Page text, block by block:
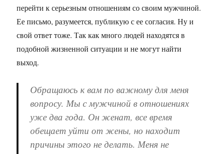
перейти к серьезным отношениям со своим мужчиной.
Ее письмо, разумеется, публикую с ее согласия. Ну и
свой ответ тоже. Так как много людей находятся в
подобной жизненной ситуации и не могут найти
выход.
Обращаюсь к вам по важному для меня
вопросу. Мы с мужчиной в отношениях
уже два года. Он женат, все время
обещает уйти от жены, но находит
причины этого не делать. Меня не